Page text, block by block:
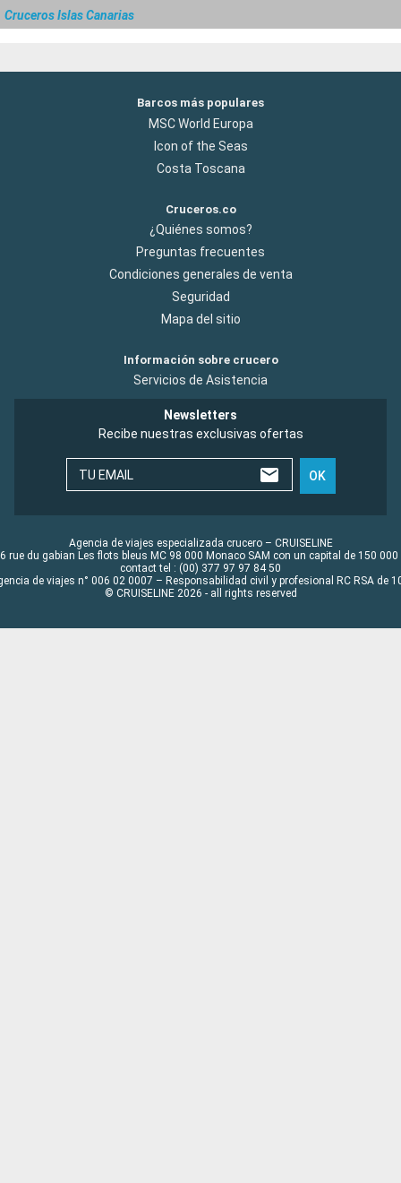
Cruceros Islas Canarias
Barcos más populares
MSC World Europa
Icon of the Seas
Costa Toscana
Cruceros.co
¿Quiénes somos?
Preguntas frecuentes
Condiciones generales de venta
Seguridad
Mapa del sitio
Información sobre crucero
Servicios de Asistencia
Newsletters
Recibe nuestras exclusivas ofertas
TU EMAIL OK
Agencia de viajes especializada crucero – CRUISELINE
rue du gabian Les flots bleus MC 98 000 Monaco SAM con un capital de 150 000
contact tel : (00) 377 97 97 84 50
de viajes n° 006 02 0007 – Responsabilidad civil y profesional RC RSA de
© CRUISELINE 2026 - all rights reserved